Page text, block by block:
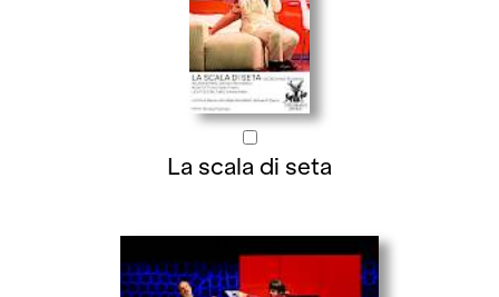
La scala di seta